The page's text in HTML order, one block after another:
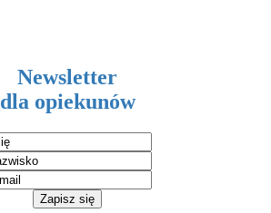
Newsletter
dla opiekunów